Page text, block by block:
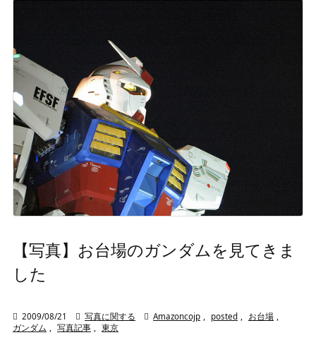
【写真】お台場のガンダムを見てきま
した
 2009/08/21  写真に関する  Amazoncojp , posted , お台場 ,
ガンダム , 写真記事 , 東京